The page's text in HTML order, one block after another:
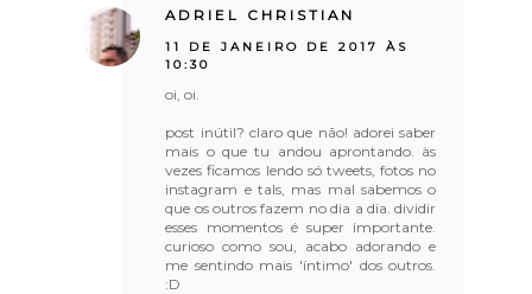
ADRIEL CHRISTIAN
11 DE JANEIRO DE 2017 ÀS
10:30
oi, oi.
post inútil? claro que não! adorei saber
mais o que tu andou aprontando. às
vezes ficamos lendo só tweets, fotos no
instagram e tals, mas mal sabemos o
que os outros fazem no dia a dia. dividir
esses momentos é super importante.
curioso como sou, acabo adorando e
me sentindo mais 'íntimo' dos outros.
:D